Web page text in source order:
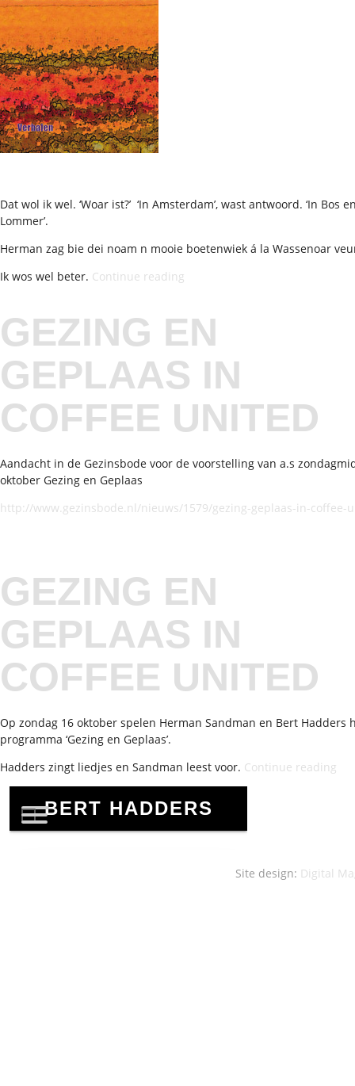
Dat wol ik wel. ‘Woar ist?’ ‘In Amsterdam’, wast antwoord. ‘In Bos
Lommer’.
Herman zag bie dei noam n mooie boetenwiek á la Wassenoar
Ik wos wel beter. Continue reading
Mokum”
GEZING EN
GEPLAAS IN
COFFEE UNITED
Aandacht in de Gezinsbode voor de voorstelling van a.s
oktober Gezing en Geplaas
http://www.gezinsbode.nl/nieuws/1579/gezing-geplaas-in-coffee-
GEZING EN
GEPLAAS IN
COFFEE UNITED
Op zondag 16 oktober spelen Herman Sandman en Bert Hadders
programma ‘Gezing en Geplaas’.
Hadders zingt liedjes en Sandman leest voor. Continue reading
Site design: Digital